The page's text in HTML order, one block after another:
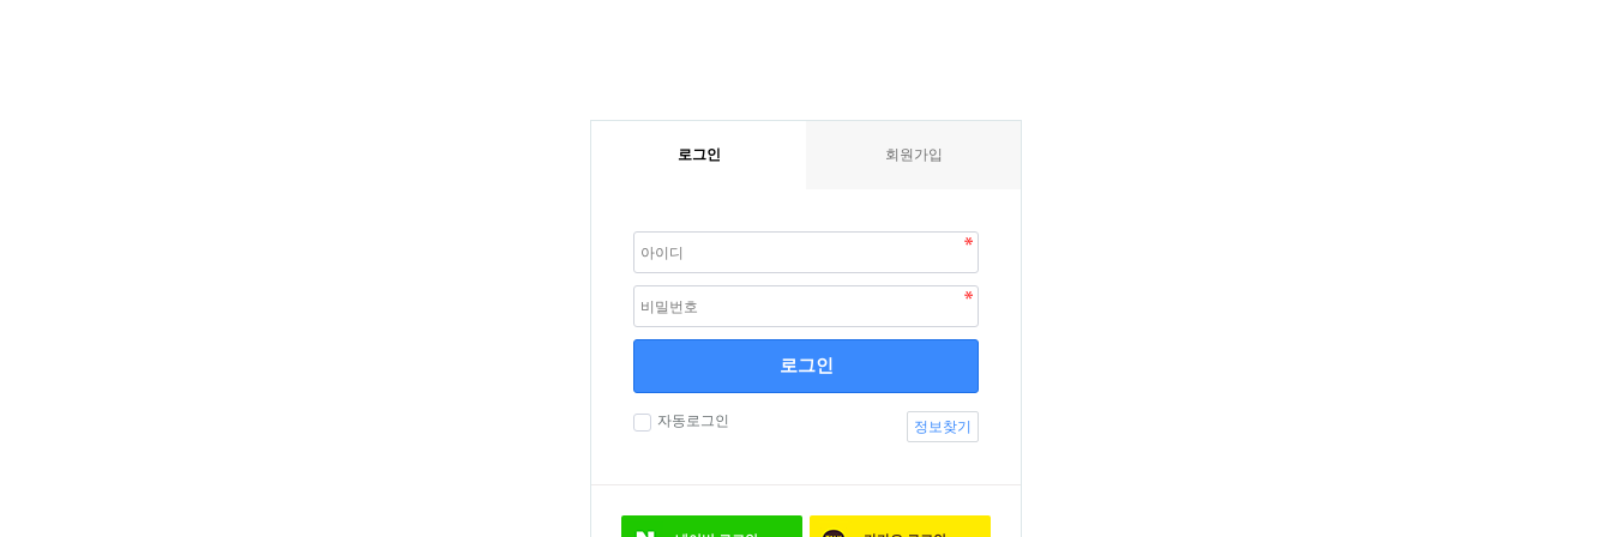
로그인 회원가입
로그인
자동로그인 정보찾기